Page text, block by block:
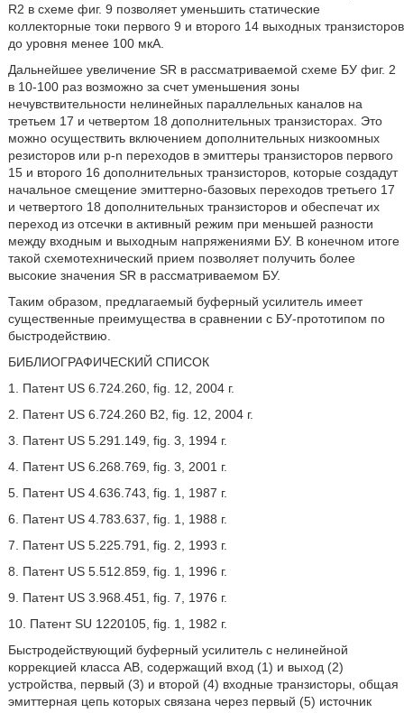
R2 в схеме фиг. 9 позволяет уменьшить статические
коллекторные токи первого 9 и второго 14 выходных транзисторов
до уровня менее 100 мкА.
Дальнейшее увеличение SR в рассматриваемой схеме БУ фиг. 2
в 10-100 раз возможно за счет уменьшения зоны
нечувствительности нелинейных параллельных каналов на
третьем 17 и четвертом 18 дополнительных транзисторах. Это
можно осуществить включением дополнительных низкоомных
резисторов или p-n переходов в эмиттеры транзисторов первого
15 и второго 16 дополнительных транзисторов, которые создадут
начальное смещение эмиттерно-базовых переходов третьего 17
и четвертого 18 дополнительных транзисторов и обеспечат их
переход из отсечки в активный режим при меньшей разности
между входным и выходным напряжениями БУ. В конечном итоге
такой схемотехнический прием позволяет получить более
высокие значения SR в рассматриваемом БУ.
Таким образом, предлагаемый буферный усилитель имеет
существенные преимущества в сравнении с БУ-прототипом по
быстродействию.
БИБЛИОГРАФИЧЕСКИЙ СПИСОК
1. Патент US 6.724.260, fig. 12, 2004 г.
2. Патент US 6.724.260 B2, fig. 12, 2004 г.
3. Патент US 5.291.149, fig. 3, 1994 г.
4. Патент US 6.268.769, fig. 3, 2001 г.
5. Патент US 4.636.743, fig. 1, 1987 г.
6. Патент US 4.783.637, fig. 1, 1988 г.
7. Патент US 5.225.791, fig. 2, 1993 г.
8. Патент US 5.512.859, fig. 1, 1996 г.
9. Патент US 3.968.451, fig. 7, 1976 г.
10. Патент SU 1220105, fig. 1, 1982 г.
Быстродействующий буферный усилитель с нелинейной
коррекцией класса АВ, содержащий вход (1) и выход (2)
устройства, первый (3) и второй (4) входные транзисторы, общая
эмиттерная цепь которых связана через первый (5) источник